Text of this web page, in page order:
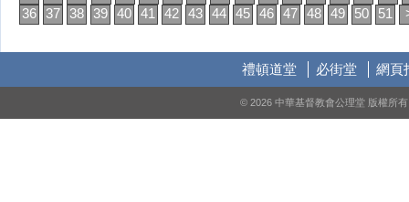
36 37 38 39 40 41 42 43 44 45 46 47 48 49 50 51
禮頓道堂 必街堂 網頁
© 2026 中華基督教會公理堂 版權所